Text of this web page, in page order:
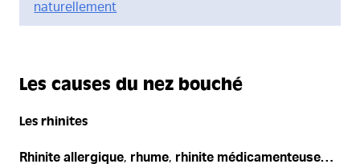
naturellement
Les causes du nez bouché
Les rhinites
Rhinite allergique, rhume, rhinite médicamenteuse…